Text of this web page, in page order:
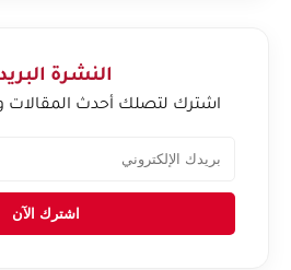
النشرة
اشترك لتصلك أحدث المقالات
اشترك الآن